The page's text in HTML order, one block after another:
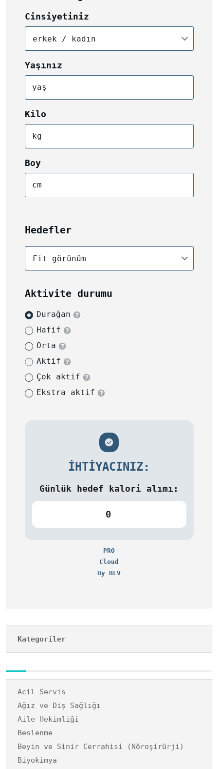
Cinsiyetiniz
erkek / kadın
Yaşınız
yaş
Kilo
kg
Boy
cm
Hedefler
Fit görünüm
Aktivite durumu
Durağan
Hafif
Orta
Aktif
Çok aktif
Ekstra aktif
İHTIYACINIZ:
Günlük hedef kalori alımı:
0
PRO
Cloud
By BLV
Kategoriler
Acil Servis
Ağız ve Diş Sağlığı
Aile Hekimliği
Beslenme
Beyin ve Sinir Cerrahisi (Nöroşirürji)
Biyokimya